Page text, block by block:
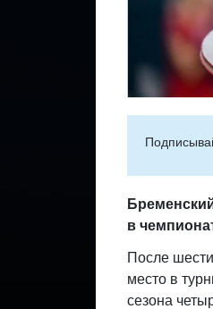
в
После
место в
сезона